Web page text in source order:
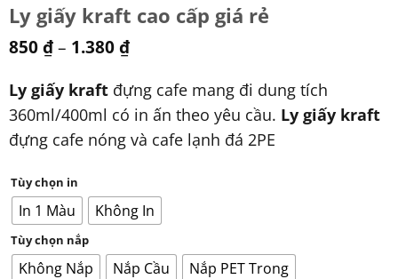
Ly giấy kraft cao cấp giá rẻ
850₫– 1.380₫
Ly giấy kraftđựng cafe mang đi dung tích
360ml/400ml có in ấn theo yêu cầu. Ly giấy kraft
đựng cafe nóng và cafe lạnh đá 2PE
Tùy chọn in
In 1 Màu Không In
Tùy chọn nắp
Không Nắp Nắp Cầu Nắp PET Trong